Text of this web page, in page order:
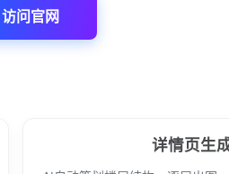
访问官网
详情页生